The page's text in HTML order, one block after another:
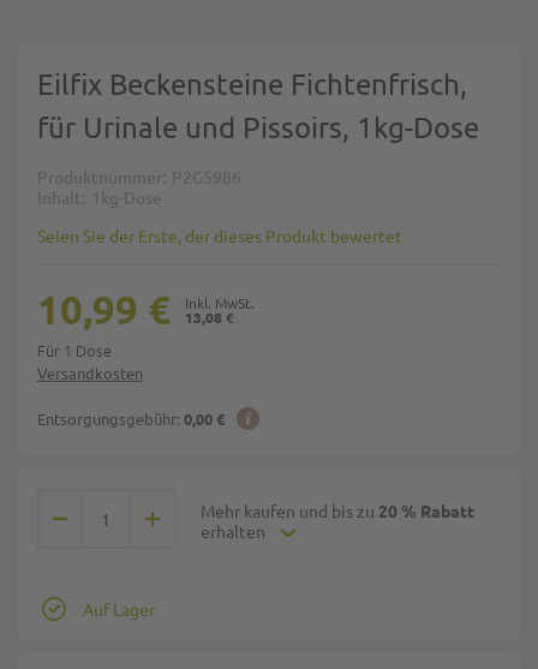
Eilfix Beckensteine Fichtenfrisch,
für Urinale und Pissoirs, 1kg-Dose
Produktnummer P2G5986
Inhalt
1kg-Dose
Seien Sie der Erste, der dieses Produkt bewertet
Versandkosten
Entsorgungsgebühr: 0,00 €
13,08 €
10,99 €
Für 1 Dose
Mehr kaufen und bis zu 20 % Rabatt
erhalten
Auf Lager